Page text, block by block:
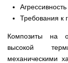
Требования к
Композиты на
высокой
механическими